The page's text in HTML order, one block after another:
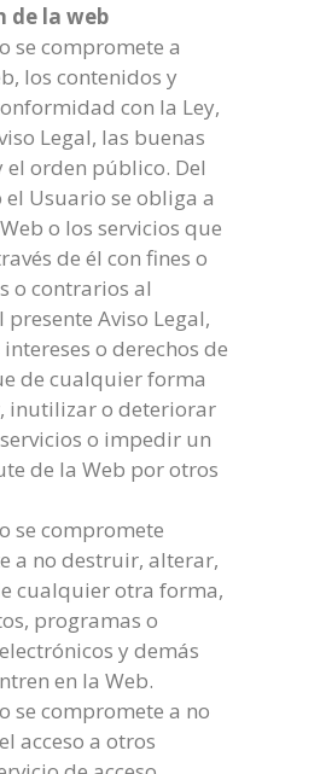
de la web
se compromete a
los contenidos y
con la Ley,
Legal, las buenas
el orden público. Del
Usuario se obliga a
o los servicios que
de él con fines o
o contrarios al
Aviso Legal,
o derechos de
de cualquier forma
inutilizar o deteriorar
o impedir un
de la Web por otros
se compromete
a no destruir, alterar,
cualquier otra forma,
programas o
y demás
en la Web.
se compromete a no
acceso a otros